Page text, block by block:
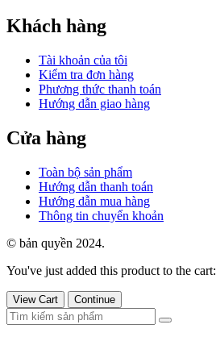
Khách hàng
Tài khoản của tôi
Kiểm tra đơn hàng
Phương thức thanh toán
Hướng dẫn giao hàng
Cửa hàng
Toàn bộ sản phẩm
Hướng dẫn thanh toán
Hướng dẫn mua hàng
Thông tin chuyển khoản
© bản quyền 2024.
You've just added this product to the cart:
View Cart Continue